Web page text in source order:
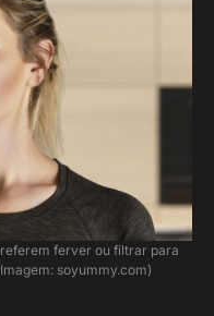
ferver ou filtrar para
soyummy.com)